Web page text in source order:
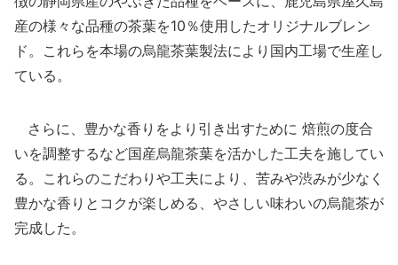
産の様々な品種の茶葉を10％使用したオリジナルブレン
ド。これらを本場の烏龍茶葉製法により国内工場で生産し
ている。
さらに、豊かな香りをより引き出すために 焙煎の度合
いを調整するなど国産烏龍茶葉を活かした工夫を施してい
る。これらのこだわりや工夫により、苦みや渋みが少なく
豊かな香りとコクが楽しめる、やさしい味わいの烏龍茶が
完成した。